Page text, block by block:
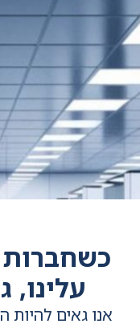
אתכם בכל
שלב, ותמיד
דואגים
שתשיגו את
התוצאה
הטובה ביותר.
כשחברות
עלינו,
אנו גאים